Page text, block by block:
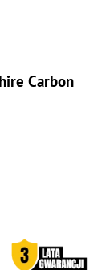
Carbon